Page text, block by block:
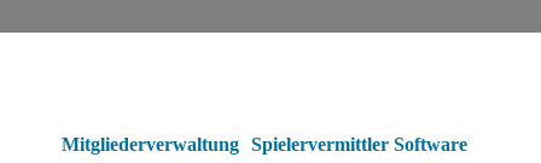
Mitgliederverwaltung Spielervermittler Software